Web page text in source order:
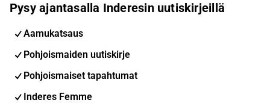
Pysy ajantasalla Inderesin uutiskirjeillä
Aamukatsaus
Pohjoismaiden uutiskirje
Pohjoismaiset tapahtumat
Inderes Femme